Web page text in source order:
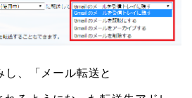
し、「メール転送と